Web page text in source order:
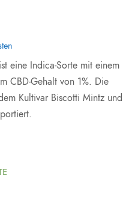
eine Indica-Sorte mit einem
CBD-Gehalt von 1%. Die
Kultivar Biscotti Mintz und